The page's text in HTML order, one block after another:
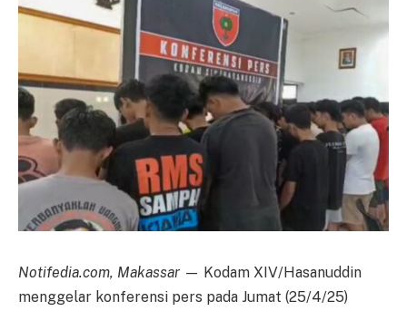
Notifedia.com, Makassar — Kodam XIV/Hasanuddin
menggelar konferensi pers pada Jumat (25/4/25)